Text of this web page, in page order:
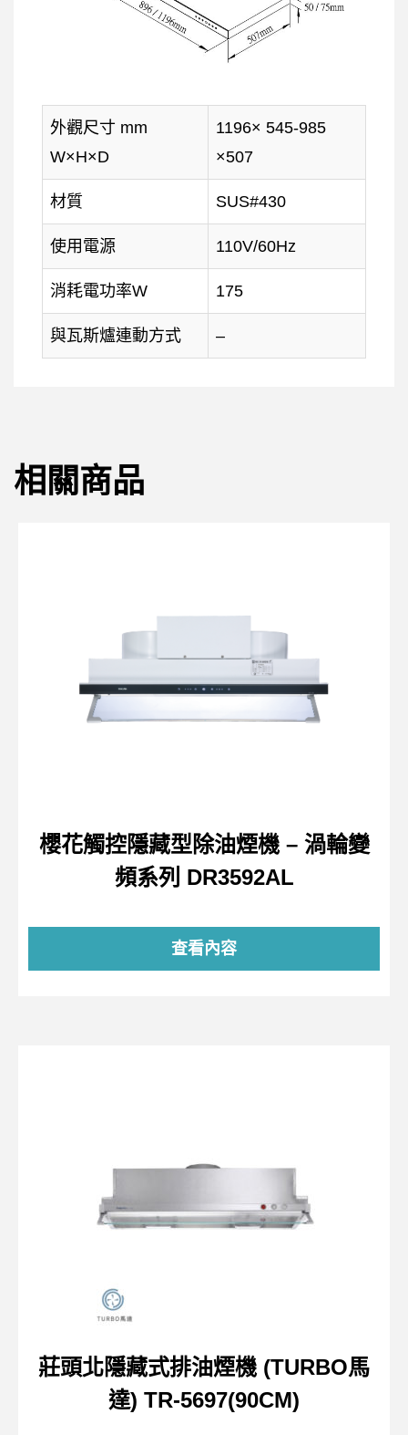
外觀尺寸 mm
W×H×D
1196× 545-985
×507
材質 SUS#430
使用電源 110V/60Hz
消耗電功率W 175
與瓦斯爐連動方式 –
相關商品
櫻花觸控隱藏型除油煙機 – 渦輪變
頻系列 DR3592AL
查看內容
莊頭北隱藏式排油煙機 (TURBO馬
達) TR-5697(90CM)